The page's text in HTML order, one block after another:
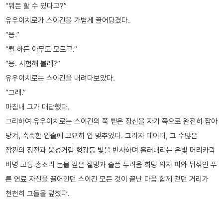
“뭐든 할 수 있다고?”
유우이치로가 스이긴을 가볍게 끌어당겼다.
“응.”
“뭘 하든 아무도 모르고.”
“응. 시험해 볼래?”
유우이치로는 스이긴을 내려다보았다.
“그래.”
마침내 그가 대답했다.
그리하여 유우이치로는 스이긴의 쭉 뻗은 장신을 자기 쪽으로 완전히 잡아
당겨, 축축한 입술에 고요히 입 맞추었다. 그러자 데이터, 그 수많은
잠깐의 정전과 웅성거림 형광등 빛을 반사하며 흘러내리는 은빛 머리카락
비명 고통 총소리 눈물 깊은 절망과 슬픔 두려움 희망 의지 피와 뒤섞인 푸
른 연료 자신을 끌어안던 스이긴 모든 것이 끝난 다음 함께 걷던 거리가
천천히 그들을 덮쳤다.